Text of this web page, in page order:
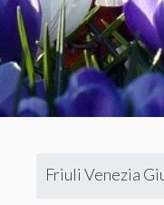
Friuli Venezia